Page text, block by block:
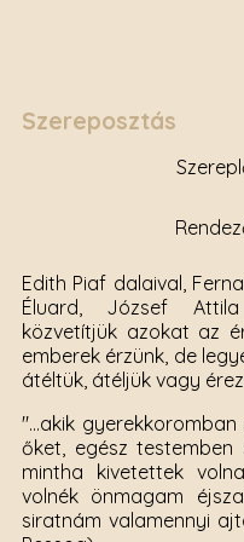
Szereposztás
Edith Piaf dalaival,
Éluard, József Attila
közvetítjük azokat az
emberek érzünk, de
átéltük, átéljük vagy
"...akik
őket, egész
mintha kivetettek
volnék önmagam
siratnám valamennyi